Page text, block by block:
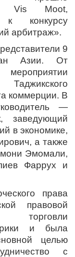
Vis Moot,
к конкурсу
арбитраж».
9
Азии. От
мероприятии
коммерции. В
—
заведующий
в экономике,
а также
Эмомали,
Фаррух и
права
правовой
торговли
и была
целью
с